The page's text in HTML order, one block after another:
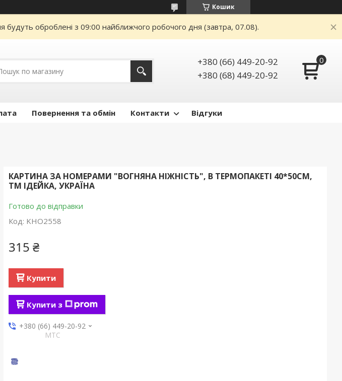
Кошик
будуть оброблені з 09:00 найближчого робочого дня (завтра, 07.08).
+380 (66) 449-20-92
+380 (68) 449-20-92
Повернення та обмін Контакти Відгуки
КАРТИНА ЗА НОМЕРАМИ "ВОГНЯНА НІЖНІСТЬ", В ТЕРМОПАКЕТІ 40*50СМ,
ТМ ІДЕЙКА, УКРАЇНА
Готово до відправки
Код: KHO2558
315 ₴
Купити
Купити з
+380 (66) 449-20-92
МТС